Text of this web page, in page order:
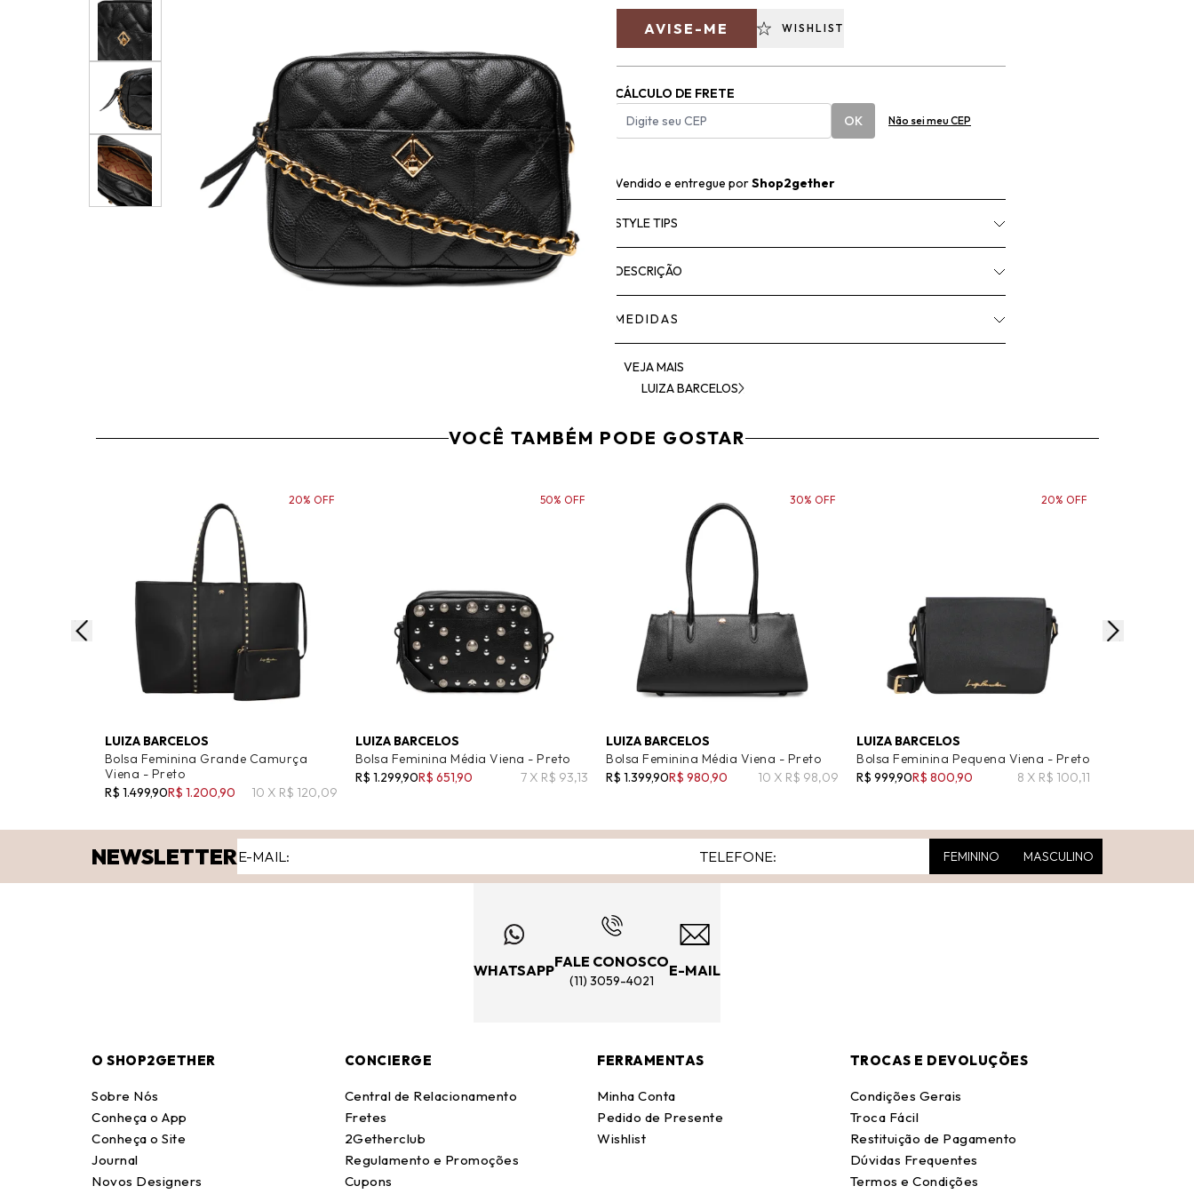
AVISE-ME WISHLIST
CÁLCULO DE FRETE
OK
Não sei meu CEP
Vendido e entregue porShop2gether
STYLE TIPS
DESCRIÇÃO
MEDIDAS
VEJA MAIS
LUIZA BARCELOS
VOCÊ TAMBÉM PODE GOSTAR
LUIZA BARCELOS
Bolsa Feminina Grande Camurça
Viena - Preto
R$ 1.499,90R$ 1.200,90 10 X R$ 120,09
20% OFF
LUIZA BARCELOS
Bolsa Feminina Média Viena - Preto
R$ 1.299,90R$ 651,90 7 X R$ 93,13
50% OFF
LUIZA BARCELOS
Bolsa Feminina Média Viena - Preto
R$ 1.399,90R$ 980,90 10 X R$ 98,09
30% OFF
LUIZA BARCELOS
Bolsa Feminina Pequena Viena - Preto
R$ 999,90R$ 800,90 8 X R$ 100,11
20% OFF
NEWSLETTER FEMININO MASCULINO
WHATSAPP
FALE CONOSCO
(11) 3059-4021
E-MAIL
O SHOP2GETHER
Sobre Nós
Conheça o App
Conheça o Site
Journal
Novos Designers
CONCIERGE
Central de Relacionamento
Fretes
2Getherclub
Regulamento e Promoções
Cupons
FERRAMENTAS
Minha Conta
Pedido de Presente
Wishlist
TROCAS E DEVOLUÇÕES
Condições Gerais
Troca Fácil
Restituição de Pagamento
Dúvidas Frequentes
Termos e Condições